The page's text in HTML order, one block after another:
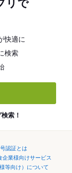
リで
快適に
検索
索！
認証とは
企業様向けサービス
等向け）について